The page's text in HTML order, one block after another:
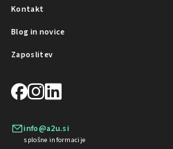
Kontakt
Blog in novice
Zaposlitev
info@a2u.si
splošne informacije